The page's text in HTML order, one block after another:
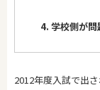
4. 学校側が
2012年度入試で出